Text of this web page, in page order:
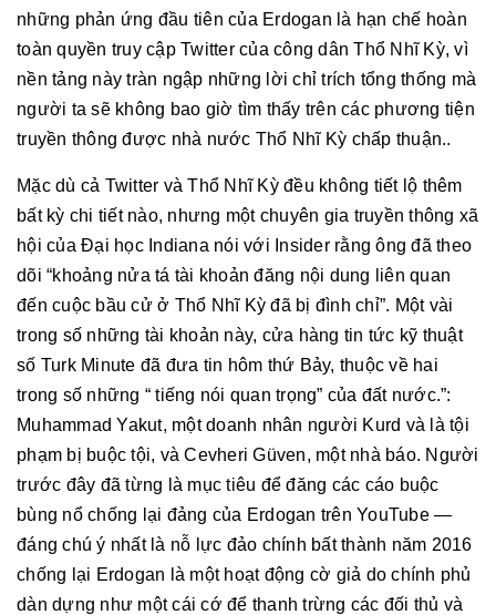
những phản ứng đầu tiên của Erdogan là hạn chế hoàn
toàn quyền truy cập Twitter của công dân Thổ Nhĩ Kỳ, vì
nền tảng này tràn ngập những lời chỉ trích tổng thống mà
người ta sẽ không bao giờ tìm thấy trên các phương tiện
truyền thông được nhà nước Thổ Nhĩ Kỳ chấp thuận..
Mặc dù cả Twitter và Thổ Nhĩ Kỳ đều không tiết lộ thêm
bất kỳ chi tiết nào, nhưng một chuyên gia truyền thông xã
hội của Đại học Indiana nói với Insider rằng ông đã theo
dõi “khoảng nửa tá tài khoản đăng nội dung liên quan
đến cuộc bầu cử ở Thổ Nhĩ Kỳ đã bị đình chỉ”. Một vài
trong số những tài khoản này, cửa hàng tin tức kỹ thuật
số Turk Minute đã đưa tin hôm thứ Bảy, thuộc về hai
trong số những “ tiếng nói quan trọng” của đất nước.”:
Muhammad Yakut, một doanh nhân người Kurd và là tội
phạm bị buộc tội, và Cevheri Güven, một nhà báo. Người
trước đây đã từng là mục tiêu để đăng các cáo buộc
bùng nổ chống lại đảng của Erdogan trên YouTube —
đáng chú ý nhất là nỗ lực đảo chính bất thành năm 2016
chống lại Erdogan là một hoạt động cờ giả do chính phủ
dàn dựng như một cái cớ để thanh trừng các đối thủ và